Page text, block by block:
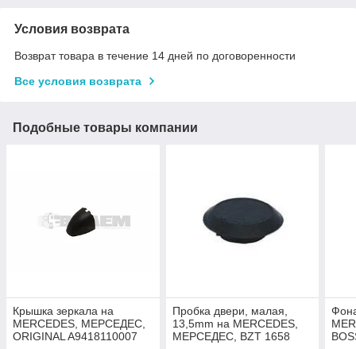
Условия возврата
Возврат товара в течение 14 дней по договоренности
Все условия возврата
Подобные товары компании
Крышка зеркала на
MERCEDES, МЕРСЕДЕС,
ORIGINAL A9418110007
Пробка двери, малая,
13,5mm на MERCEDES,
МЕРСЕДЕС, BZT 1658